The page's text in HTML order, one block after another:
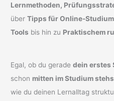
Lernmethoden,
überTipps für Online-
Tools bis hin zu Praktischem
Egal, ob du geradedein erstes
schon mitten im Studium
wie du deinen Lernalltag